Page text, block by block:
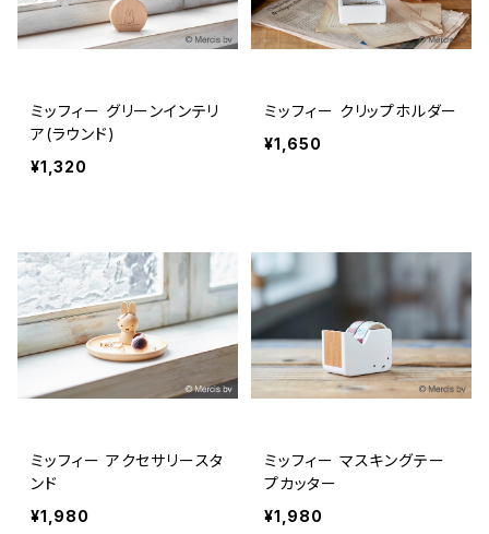
ミッフィー グリーンインテリ
ア(ラウンド)
¥1,320
ミッフィー クリップホルダー
¥1,650
ミッフィー アクセサリースタ
ンド
¥1,980
ミッフィー マスキングテー
プカッター
¥1,980